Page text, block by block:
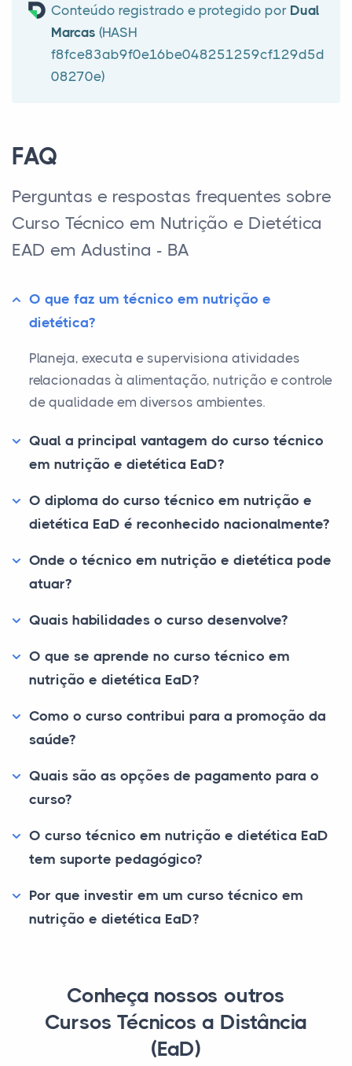
Conteúdo registrado e protegido por Dual
Marcas (HASH
f8fce83ab9f0e16be048251259cf129d5d
08270e)
FAQ
Perguntas e respostas frequentes sobre
Curso Técnico em Nutrição e Dietética
EAD em Adustina - BA
O que faz um técnico em nutrição e
dietética?
Planeja, executa e supervisiona atividades
relacionadas à alimentação, nutrição e controle
de qualidade em diversos ambientes.
Qual a principal vantagem do curso técnico
em nutrição e dietética EaD?
O diploma do curso técnico em nutrição e
dietética EaD é reconhecido nacionalmente?
Onde o técnico em nutrição e dietética pode
atuar?
Quais habilidades o curso desenvolve?
O que se aprende no curso técnico em
nutrição e dietética EaD?
Como o curso contribui para a promoção da
saúde?
Quais são as opções de pagamento para o
curso?
O curso técnico em nutrição e dietética EaD
tem suporte pedagógico?
Por que investir em um curso técnico em
nutrição e dietética EaD?
Conheça nossos outros
Cursos Técnicos a Distância
(EaD)